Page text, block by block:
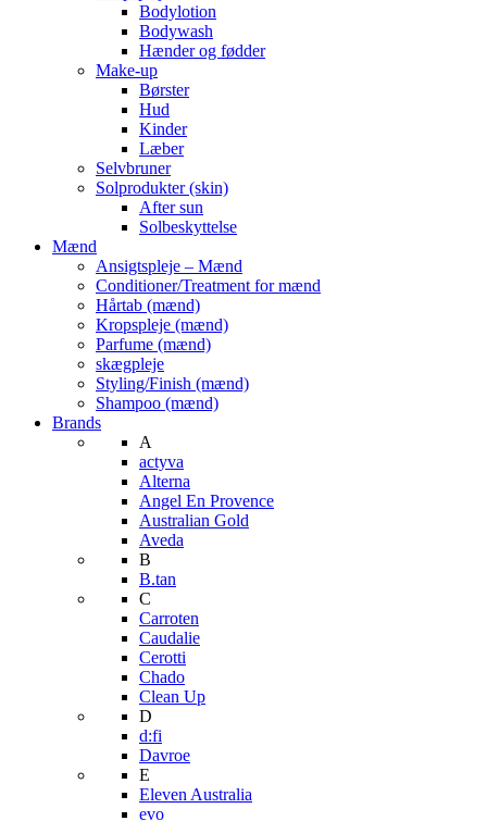
Bodylotion
Bodywash
Hænder og fødder
Make-up
Børster
Hud
Kinder
Læber
Selvbruner
Solprodukter (skin)
After sun
Solbeskyttelse
Mænd
Ansigtspleje – Mænd
Conditioner/Treatment for mænd
Hårtab (mænd)
Kropspleje (mænd)
Parfume (mænd)
skægpleje
Styling/Finish (mænd)
Shampoo (mænd)
Brands
A
actyva
Alterna
Angel En Provence
Australian Gold
Aveda
B
B.tan
C
Carroten
Caudalie
Cerotti
Chado
Clean Up
D
d:fi
Davroe
E
Eleven Australia
evo